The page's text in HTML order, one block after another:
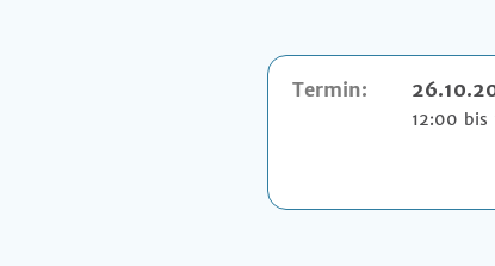
Termin:
12:00 bis